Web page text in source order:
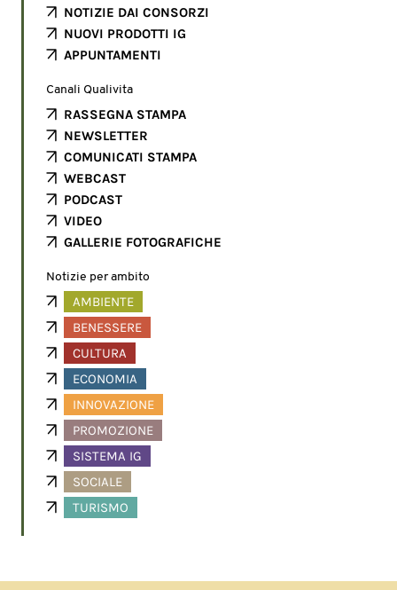
NOTIZIE DAI CONSORZI
NUOVI PRODOTTI IG
APPUNTAMENTI
Canali Qualivita
RASSEGNA STAMPA
NEWSLETTER
COMUNICATI STAMPA
WEBCAST
PODCAST
VIDEO
GALLERIE FOTOGRAFICHE
Notizie per ambito
AMBIENTE
BENESSERE
CULTURA
ECONOMIA
INNOVAZIONE
PROMOZIONE
SISTEMA IG
SOCIALE
TURISMO